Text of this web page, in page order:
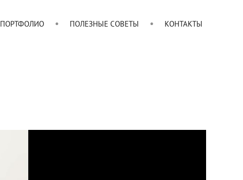
ПОРТФОЛИО ПОЛЕЗНЫЕ СОВЕТЫ КОНТАКТЫ